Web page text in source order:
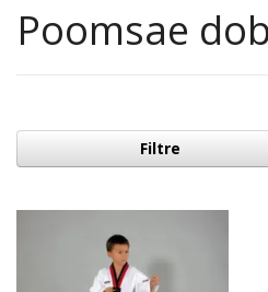
Poomsae
Filtre